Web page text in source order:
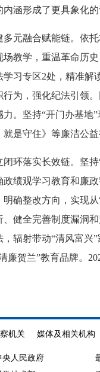
涵形成了更具象化的
融合赋能链。依托
教学，重温革命历
习专区2处，精准
为，强化纪法引领
。坚持“开门办基地
是守住》等廉洁公
落实长效链。坚持
政绩观学习教育和廉
确整改方向，实现
健全完善制度漏洞
辐射带动“清风富兴
廉贺兰”教育品牌。
机关 媒体及相关机构
央人民政府